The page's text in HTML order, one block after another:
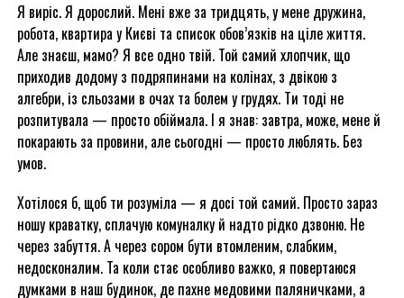
Я виріс. Я дорослий. Мені вже за тридцять, у мене дружина,
робота, квартира у Києві та список обов’язків на ціле життя.
Але знаєш, мамо? Я все одно твій. Той самий хлопчик, що
приходив додому з подряпинами на колінах, з двікою з
алгебри, із сльозами в очах та болем у грудях. Ти тоді не
розпитувала — просто обіймала. І я знав: завтра, може, мене й
покарають за провини, але сьогодні — просто люблять. Без
умов.
Хотілося б, щоб ти розуміла — я досі той самий. Просто зараз
ношу краватку, сплачую комуналку й надто рідко дзвоню. Не
через забуття. А через сором бути втомленим, слабким,
недосконалим. Та коли стає особливо важко, я повертаюся
думками в наш будинок, де пахне медовими паляничками, а